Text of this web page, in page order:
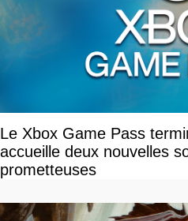
Le Xbox Game Pass
accueille deux nouvelles
prometteuses